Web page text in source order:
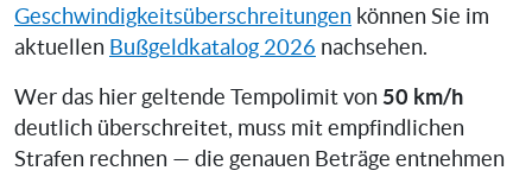
Geschwindigkeitsüberschreitungen können Sie im
aktuellen Bußgeldkatalog 2026 nachsehen.
Wer das hier geltende Tempolimit von 50 km/h
deutlich überschreitet, muss mit empfindlichen
Strafen rechnen — die genauen Beträge entnehmen